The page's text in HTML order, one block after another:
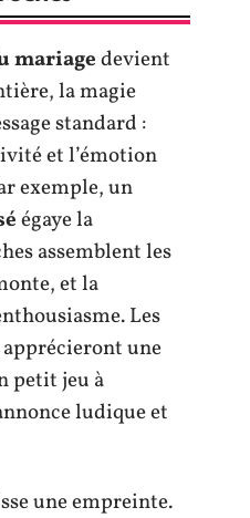
mariagedevient
la magie
standard :
et l’émotion
exemple, un
égaye la
assemblent les
et la
Les
apprécieront une
petit jeu à
ludique et
une empreinte.